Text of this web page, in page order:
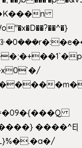
n
"�x�D��?��^�}
����^E|